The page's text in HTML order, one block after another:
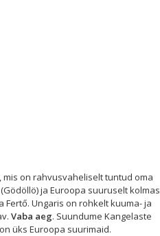
on rahvusvaheliselt tuntud oma
ja Euroopa suuruselt kolmas
Fertő. Ungaris on rohkelt kuuma- ja
Vaba aeg. Suundume Kangelaste
on üks Euroopa suurimaid.